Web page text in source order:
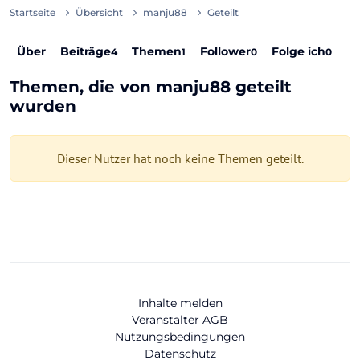
Startseite Übersicht manju88 Geteilt
Über Beiträge4 Themen1 Follower0 Folge ich0
Themen, die von manju88 geteilt
wurden
Dieser Nutzer hat noch keine Themen geteilt.
Inhalte melden
Veranstalter AGB
Nutzungsbedingungen
Datenschutz